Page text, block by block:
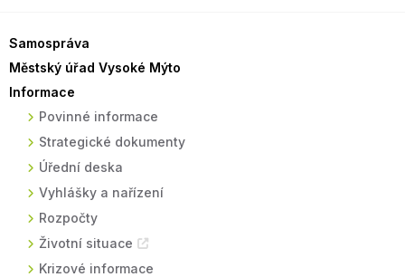
Samospráva
Městský úřad Vysoké Mýto
Informace
Povinné informace
Strategické dokumenty
Úřední deska
Vyhlášky a nařízení
Rozpočty
Životní situace
Krizové informace